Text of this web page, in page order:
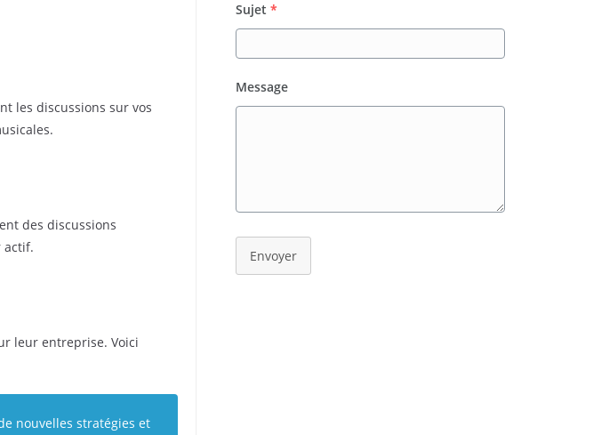
les discussions sur vos
des discussions
actif.
leur entreprise. Voici
nouvelles stratégies et
Sujet *
Message
Envoyer